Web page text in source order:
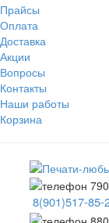
Прайсы
Оплата
Доставка
Акции
Вопросы
Контакты
Наши работы
Корзина
8(901)517-85-